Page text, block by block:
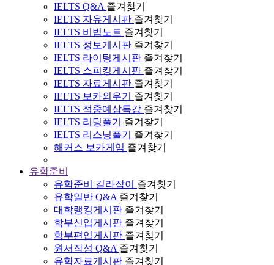
IELTS Q&A 즐겨찾기
IELTS 자유게시판 즐겨찾기
IELTS 비법노트 즐겨찾기
IELTS 정보게시판 즐겨찾기
IELTS 라이팅게시판 즐겨찾기
IELTS 스피킹게시판 즐겨찾기
IELTS 자료게시판 즐겨찾기
IELTS 보카외우기
즐겨찾기
IELTS 적중예상특강 즐겨찾기
IELTS 리딩풀기
즐겨찾기
IELTS 리스닝풀기
즐겨찾기
해커스 보카게임 즐겨찾기
유학준비
유학준비 길라잡이
즐겨찾기
유학일반 Q&A 즐겨찾기
대학랭킹게시판 즐겨찾기
학부신입게시판 즐겨찾기
학부편입게시판 즐겨찾기
원서작성 Q&A 즐겨찾기
유학자료게시판 즐겨찾기